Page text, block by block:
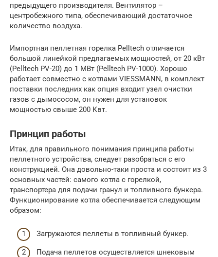
предыдущего производителя. Вентилятор –
центробежного типа, обеспечивающий достаточное
количество воздуха.
Импортная пеллетная горелка Pelltech отличается
большой линейкой предлагаемых мощностей, от 20 кВт
(Pelltech PV-20) до 1 МВт (Pelltech PV-1000). Хорошо
работает совместно с котлами VIESSMANN, в комплект
поставки последних как опция входит узел очистки
газов с дымососом, он нужен для установок
мощностью свыше 200 Квт.
Принцип работы
Итак, для правильного понимания принципа работы
пеллетного устройства, следует разобраться с его
конструкцией. Она довольно-таки проста и состоит из 3
основных частей: самого котла с горелкой,
транспортера для подачи гранул и топливного бункера.
Функционирование котла обеспечивается следующим
образом:
Загружаются пеллеты в топливный бункер.
Подача пеллетов осуществляется шнековым